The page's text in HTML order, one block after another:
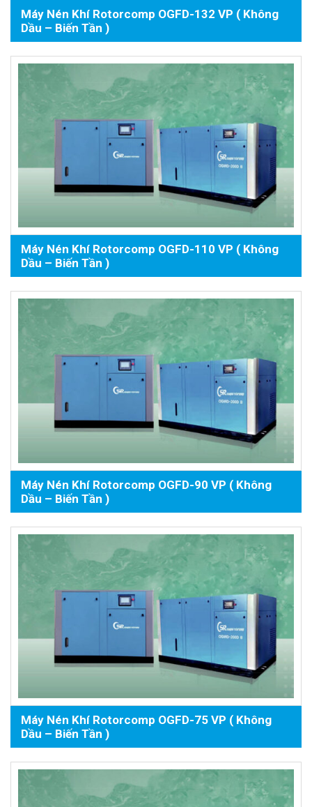
Máy Nén Khí Rotorcomp OGFD-132 VP ( Không
Dầu – Biến Tần )
Máy Nén Khí Rotorcomp OGFD-110 VP ( Không
Dầu – Biến Tần )
Máy Nén Khí Rotorcomp OGFD-90 VP ( Không
Dầu – Biến Tần )
Máy Nén Khí Rotorcomp OGFD-75 VP ( Không
Dầu – Biến Tần )